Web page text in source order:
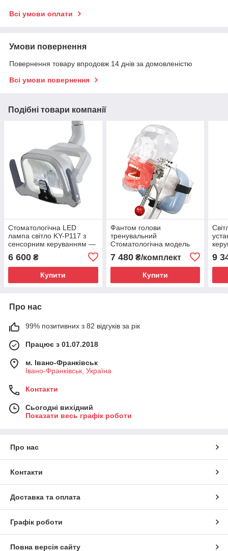
Всі умови оплати
Умови повернення
Повернення товару впродовж 14 днів за домовленістю
Всі умови повернення
Подібні товари компанії
Стоматологічна LED
лампа світло KY-P117 з
сенсорним керуванням —
регулювання яскравості та
температури
6 600 ₴
Купити
Фантом голови
тренувальний
Стоматологічна модель
підголовник установки)
7 480₴/комплект
Купити
9
Про нас
99% позитивних з 82 відгуків за рік
Працює з 01.07.2018
м. Івано-Франківськ
Івано-Франківськ, Україна
Контакти
Сьогодні вихідний
Показати весь графік роботи
Про нас
Контакти
Доставка та оплата
Графік роботи
Повна версія сайту